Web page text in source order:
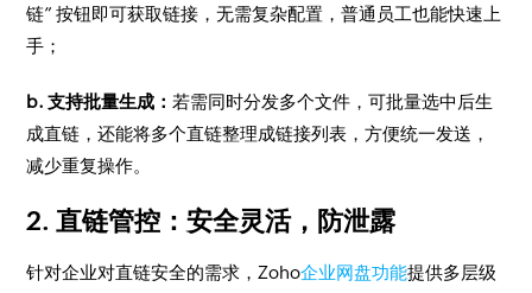
链” 按钮即可获取链接，无需复杂配置，普通员工也能快速上
手；
b. 支持批量生成： 若需同时分发多个文件，可批量选中后生
成直链，还能将多个直链整理成链接列表，方便统一发送，
减少重复操作。
2. 直链管控：安全灵活，防泄露
针对企业对直链安全的需求，Zoho企业网盘功能提供多层级